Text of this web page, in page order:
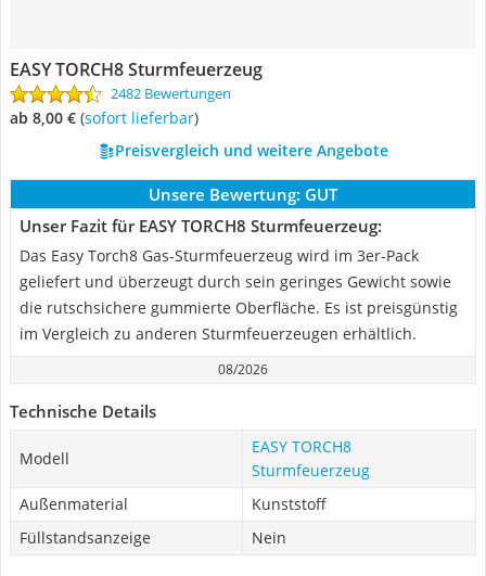
EASY TORCH8 Sturmfeuerzeug
2482 Bewertungen
ab 8,00 € ( Sofort lieferbar)
Preisvergleich und weitere Angebote
Unsere Bewertung: GUT
Unser Fazit für EASY TORCH8 Sturmfeuerzeug:
Das Easy Torch8 Gas-Sturmfeuerzeug wird im 3er-Pack
geliefert und überzeugt durch sein geringes Gewicht sowie
die rutschsichere gummierte Oberfläche. Es ist preisgünstig
im Vergleich zu anderen Sturmfeuerzeugen erhältlich.
08/2026
Technische Details
Modell
EASY TORCH8
Sturmfeuerzeug
Außenmaterial
Kunststoff
Füllstandsanzeige
Nein